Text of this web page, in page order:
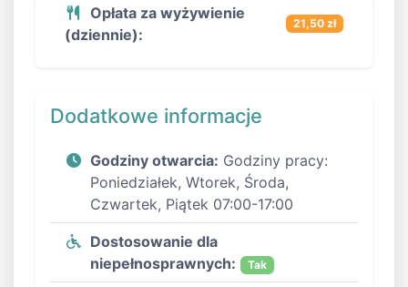
Opłata za wyżywienie
(dziennie):
21,50 zł
Dodatkowe informacje
Godziny otwarcia: Godziny pracy:
Poniedziałek, Wtorek, Środa,
Czwartek, Piątek 07:00-17:00
Dostosowanie dla
niepełnosprawnych:
Tak